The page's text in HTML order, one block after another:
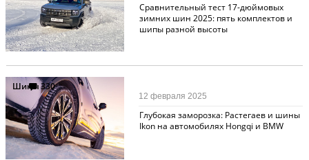
Сравнительный тест 17-дюймовых
зимних шин 2025: пять комплектов и
шипы разной высоты
Шины330
Глубокая заморозка: Растегаев и шины
Ikon на автомобилях Hongqi и BMW
12 февраля 2025